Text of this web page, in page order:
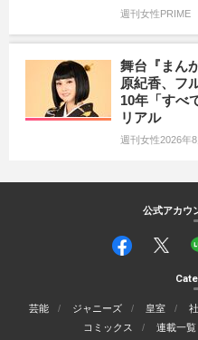
週刊女性PRIME
舞台『まん
原紀香、フ
10年「すべ
リアル
週刊女性2026年
公式アカウ
芸能 ジャニーズ 皇室
コミックス
連載一覧